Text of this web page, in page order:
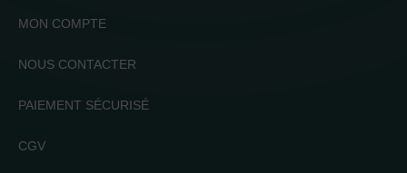
MON COMPTE
NOUS CONTACTER
PAIEMENT SÉCURISÉ
CGV